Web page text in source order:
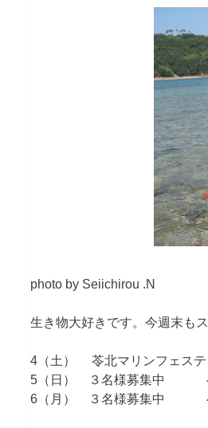
photo by Seiichirou .N
生き物大好きです。今週末も
4（土） 苓北マリンフェ
5（日） ３名様募集中
6（月） ３名様募集中